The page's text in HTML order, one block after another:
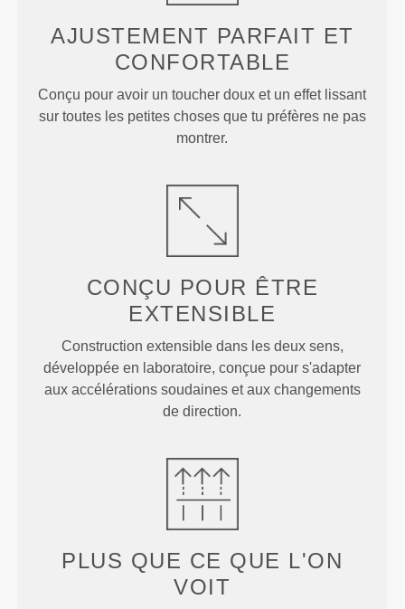
AJUSTEMENT PARFAIT ET
CONFORTABLE
Conçu pour avoir un toucher doux et un effet lissant
sur toutes les petites choses que tu préfères ne pas
montrer.
CONÇU POUR ÊTRE
EXTENSIBLE
Construction extensible dans les deux sens,
développée en laboratoire, conçue pour s'adapter
aux accélérations soudaines et aux changements
de direction.
PLUS QUE CE QUE L'ON
VOIT